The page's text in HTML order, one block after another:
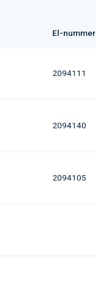
El-nummer
2094111
2094140
2094105